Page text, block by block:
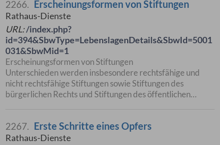
2266. Erscheinungsformen von Stiftungen
Rathaus-Dienste
URL:/index.php?
id=394&SbwType=LebenslagenDetails&SbwId=5001
031&SbwMid=1
Erscheinungsformen von Stiftungen
Unterschieden werden insbesondere rechtsfähige und
nicht rechtsfähige Stiftungen sowie Stiftungen des
bürgerlichen Rechts und Stiftungen des öffentlichen…
2267. Erste Schritte eines Opfers
Rathaus-Dienste